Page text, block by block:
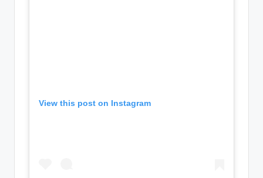
View this post on Instagram